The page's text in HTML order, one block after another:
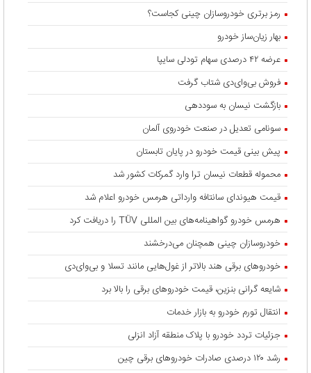
رمز برتری خودروسازان چینی کجاست؟
بهار زیان‌ساز خودرو
عرضه ۴۲ درصدی سهام تودلی سایپا
فروش بی‌وای‌دی شتاب گرفت
بازگشت نیسان به سوددهی
سونامی تعدیل در صنعت خودروی آلمان
پیش بینی قیمت خودرو در پایان تابستان
محموله قطعات نیسان ترا وارد گمرکات کشور شد
قیمت هیوندای سانتافه وارداتی هرمس خودرو اعلام شد
هرمس خودرو گواهینامه‌های بین المللی TÜV را دریافت کرد
خودروسازان چینی همچنان می‌درخشند
خودروهای برقی هند بالاتر از غول‌هایی مانند تسلا و بی‌وای‌دی
شایعه گرانی بنزین، قیمت خودروهای برقی را بالا برد
انتقال تورم خودرو به بازار خدمات
جزئیات تردد خودرو با پلاک منطقه آزاد انزلی
رشد ۱۲۰ درصدی صادرات خودروهای برقی چین